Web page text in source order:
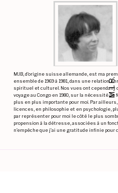
M.J. B.
MJB, d’origine suisse allemande, est ma
ensemble de 1969 à 1981, dans une relation
spirituel et culturel. Nos vues ont
voyage au Congo en 1980, sur la nécessité
plus en plus importante pour moi. Par
licences, en philosophie et en psychologie,
par représenter pour moi le côté le plus
propension à la détresse, associées à un
n’empêche que j’ai une gratitude infinie